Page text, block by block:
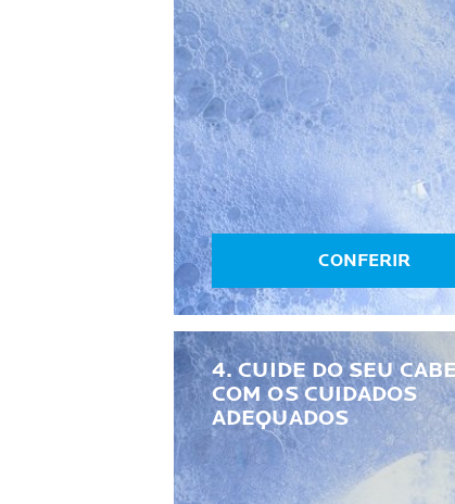
CONFERIR
4. CUIDE DO SEU
COM OS CUIDADOS
ADEQUADOS